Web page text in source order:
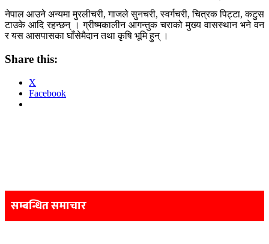
नेपाल आउने अन्यमा मुरलीचरी, गाजले सुनचरी, स्वर्गचरी, चित्रक पिट्टा, कटुस
टाउके आदि रहन्छन् । ग्रीष्मकालीन आगन्तुक चराको मुख्य वासस्थान भने वन
र यस आसपासका घाँसेमैदान तथा कृषि भूमि हुन् ।
Share this:
X
Facebook
navigation
सम्बन्धित समाचार